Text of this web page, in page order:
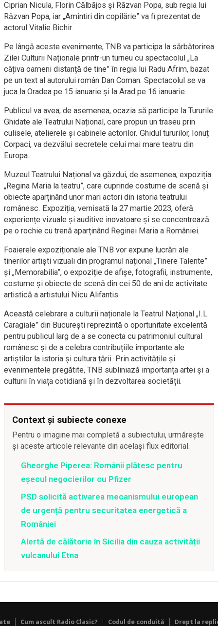
Ciprian Nicula, Florin Călbăjos și Răzvan Popa, sub regia lui
Răzvan Popa, iar „Amintiri din copilărie” va fi prezentat de
actorul Vitalie Bichir.
Pe lângă aceste evenimente, TNB va participa la sărbătorirea
Zilei Culturii Naționale printr-un turneu cu spectacolul „La
câțiva oameni distanță de tine” în regia lui Radu Afrim, bazat
pe un text al autorului român Dan Coman. Spectacolul se va
juca la Oradea pe 15 ianuarie și la Arad pe 16 ianuarie.
Publicul va avea, de asemenea, ocazia să participe la Tururile
Ghidate ale Teatrului Național, care propun un traseu prin
culisele, atelierele și cabinele actorilor. Ghidul tururilor, Ionuț
Corpaci, va dezvălui secretele celui mai mare teatru din
Europa.
Muzeul Teatrului Național va găzdui, de asemenea, expoziția
„Regina Maria la teatru”, care cuprinde costume de scenă și
obiecte aparținând unor mari actori din istoria teatrului
românesc. Expoziția, vernisată la 27 martie 2023, oferă
experiențe vizuale și auditive inovatoare și se concentrează
pe o rochie cu trenă aparținând Reginei Maria a României.
Foaierele expoziționale ale TNB vor expune lucrări ale
tinerilor artiști vizuali din programul național „Tinere Talente”
și „Memorabilia”, o expoziție de afișe, fotografii, instrumente,
costume și obiecte de scenă din cei 50 de ani de activitate
artistică a artistului Nicu Alifantis.
Această celebrare a culturii naționale la Teatrul Național „I.L.
Caragiale” din București reprezintă o oportunitate excelentă
pentru publicul larg de a se conecta cu patrimoniul cultural
românesc și de a celebra contribuțiile importante ale
artiștilor la istoria și cultura țării. Prin activitățile și
evenimentele pregătite, TNB subliniază importanța artei și a
culturii în viața cotidiană și în dezvoltarea societății.
Context și subiecte conexe
Pentru o imagine mai completă a subiectului, urmărește
și aceste articole relevante din același flux editorial.
Gheorghe Piperea: Românii plătesc pentru
eșecul negocierilor cu Pfizer
PSD solicită activarea mecanismului european
de urgență pentru securitatea energetică a
României
Alertă de călătorie în Sicilia din cauza activității
vulcanului Etna
Cum ascult Radio Clasic? Codul de conduită Drept la